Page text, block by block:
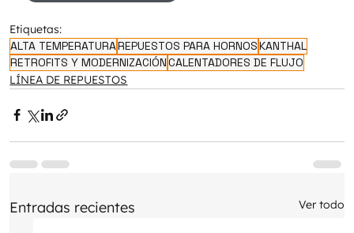
Etiquetas:
ALTA TEMPERATURAREPUESTOS PARA HORNOSKANTHAL
RETROFITS Y MODERNIZACIÓNCALENTADORES DE FLUJO
LÍNEA DE REPUESTOS
Entradas recientes Ver todo